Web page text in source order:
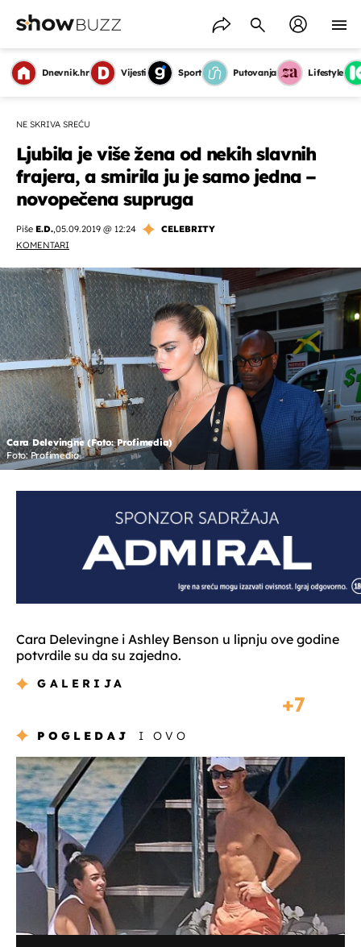
Dnevnik.hr Vijesti Sport Putovanja Lifestyle
NE SKRIVA SREĆU
Ljubila je više žena od nekih slavnih
frajera, a smirila ju je samo jedna –
novopečena supruga
Piše E.D.,05.09.2019 @ 12:24
CELEBRITY
KOMENTARI
Cara Delevingne (Foto: Profimedia)
Foto: Profimedia
Cara Delevingne i Ashley Benson u lipnju ove godine
potvrdile su da su zajedno.
GALERIJA
7
POGLEDAJ I OVO
OMOGUĆI OBAVIJESTI